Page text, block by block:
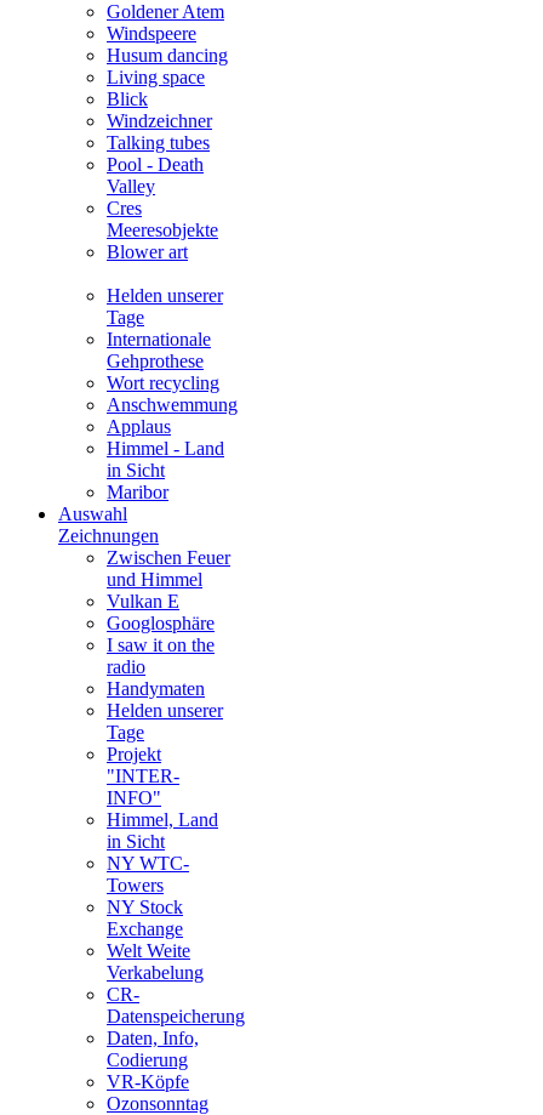
Goldener Atem
Windspeere
Husum dancing
Living space
Blick
Windzeichner
Talking tubes
Pool - Death
Valley
Cres
Meeresobjekte
Blower art
Helden unserer
Tage
Internationale
Gehprothese
Wort recycling
Anschwemmung
Applaus
Himmel - Land
in Sicht
Maribor
Auswahl
Zeichnungen
Zwischen Feuer
und Himmel
Vulkan E
Googlosphäre
I saw it on the
radio
Handymaten
Helden unserer
Tage
Projekt
"INTER-
INFO"
Himmel, Land
in Sicht
NY WTC-
Towers
NY Stock
Exchange
Welt Weite
Verkabelung
CR-
Datenspeicherung
Daten, Info,
Codierung
VR-Köpfe
Ozonsonntag